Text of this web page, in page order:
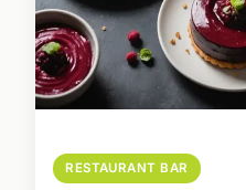
RESTAURANT BAR